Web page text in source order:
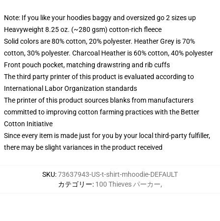
Note: If you like your hoodies baggy and oversized go 2 sizes up
Heavyweight 8.25 oz. (~280 gsm) cotton-rich fleece
Solid colors are 80% cotton, 20% polyester. Heather Grey is 70%
cotton, 30% polyester. Charcoal Heather is 60% cotton, 40% polyester
Front pouch pocket, matching drawstring and rib cuffs
The third party printer of this product is evaluated according to
International Labor Organization standards
The printer of this product sources blanks from manufacturers
committed to improving cotton farming practices with the Better
Cotton Initiative
Since every item is made just for you by your local third-party fulfiller,
there may be slight variances in the product received
SKU:73637943-US-t-shirt-mhoodie-DEFAULT
カテゴリー: 100 Thieves パーカー,